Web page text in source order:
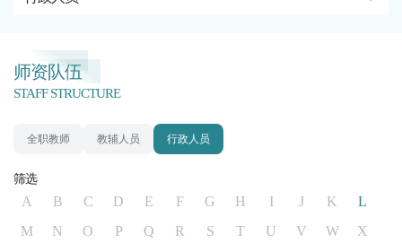
师资队伍
STAFF STRUCTURE
全职教师 教辅人员 行政人员
筛选
A B C D E F G H I J K
L
M
N O P Q R S T U V W
X